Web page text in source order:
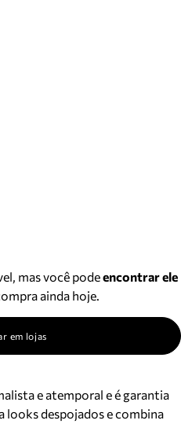
devoluções e mais.
e solicite devoluções.
mas você podeencontrar ele
ainda hoje.
em lojas
e atemporal e é garantia
despojados e combina